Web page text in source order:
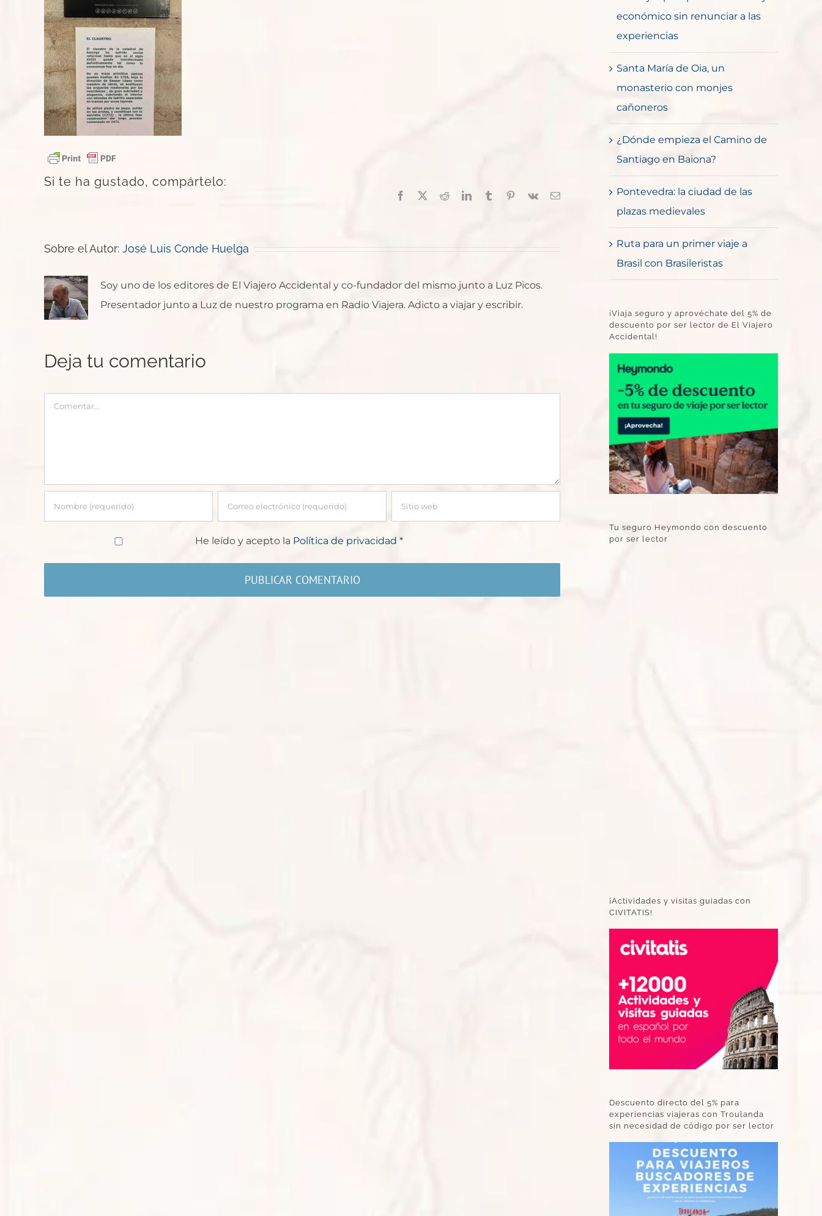
Si te ha gustado, compártelo:
Facebook RedditLinkedInTumblr Pinterest
Vk
Correo
Sobre el Autor: José Luis Conde Huelga
Soy uno de los editores de El Viajero Accidental y co-fundador del mismo junto a Luz Picos.
Presentador junto a Luz de nuestro programa en Radio Viajera. Adicto a viajar y escribir.
Deja tu comentario
Comentar
He leído y acepto la Política de privacidad*
económico sin renunciar a las
experiencias
Santa María de Oia, un
monasterio con monjes
cañoneros
¿Dónde empieza el Camino de
Santiago en Baiona?
Pontevedra: la ciudad de las
plazas medievales
Ruta para un primer viaje a
Brasil con Brasileristas
¡Viaja seguro y aprovéchate del 5% de
descuento por ser lector de El Viajero
Accidental!
Tu seguro Heymondo con descuento
por ser lector
¡Actividades y visitas guiadas con
CIVITATIS!
Descuento directo del 5% para
experiencias viajeras con Troulanda
sin necesidad de código por ser lector